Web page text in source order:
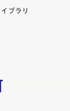
ブラリ